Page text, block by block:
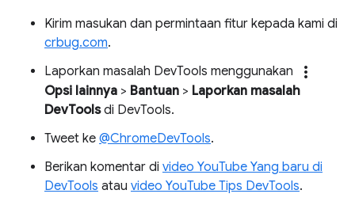
Kirim masukan dan permintaan fitur kepada kami di
crbug.com.
Laporkan masalah DevTools menggunakan
more_vert
Opsi lainnya > Bantuan > Laporkan masalah
DevToolsdi DevTools.
Tweet ke @ChromeDevTools.
Berikan komentar di video YouTube Yang baru di
DevTools atau video YouTube Tips DevTools.